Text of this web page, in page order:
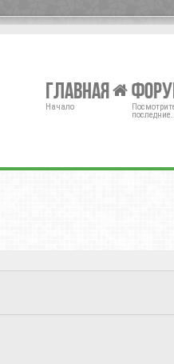
Главная
Начало